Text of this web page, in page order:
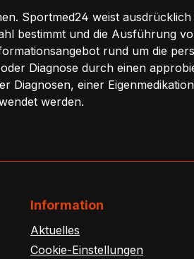
Sportmed24 weist
bestimmt und die Ausführung
rund um die
Diagnose durch einen
Diagnosen, einer
werden.
Information
Aktuelles
Cookie-Einstellungen